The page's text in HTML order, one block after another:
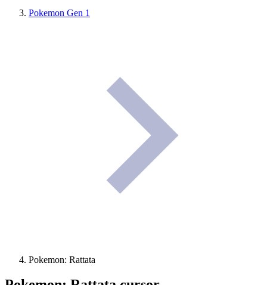
Pokemon Gen 1
Pokemon: Rattata